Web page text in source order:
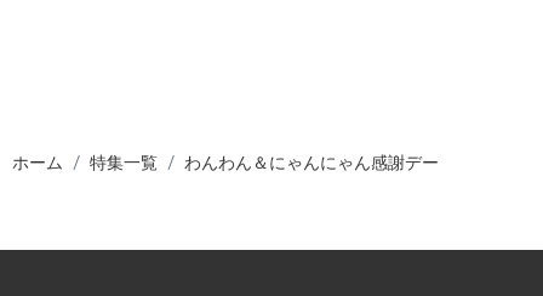
ホーム 特集一覧 わんわん＆にゃんにゃん感謝デー